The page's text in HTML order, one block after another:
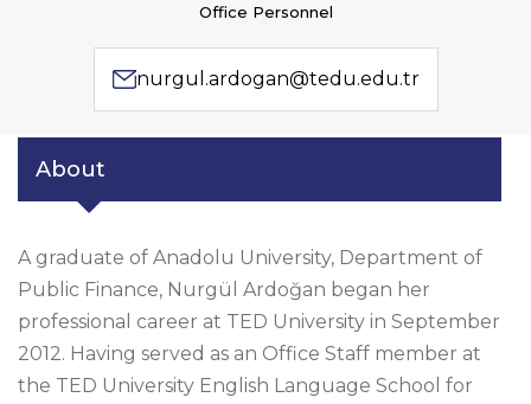
Office Personnel
nurgul.ardogan@tedu.edu.tr
About
A graduate of Anadolu University, Department of
Public Finance, Nurgül Ardoğan began her
professional career at TED University in September
2012. Having served as an Office Staff member at
the TED University English Language School for